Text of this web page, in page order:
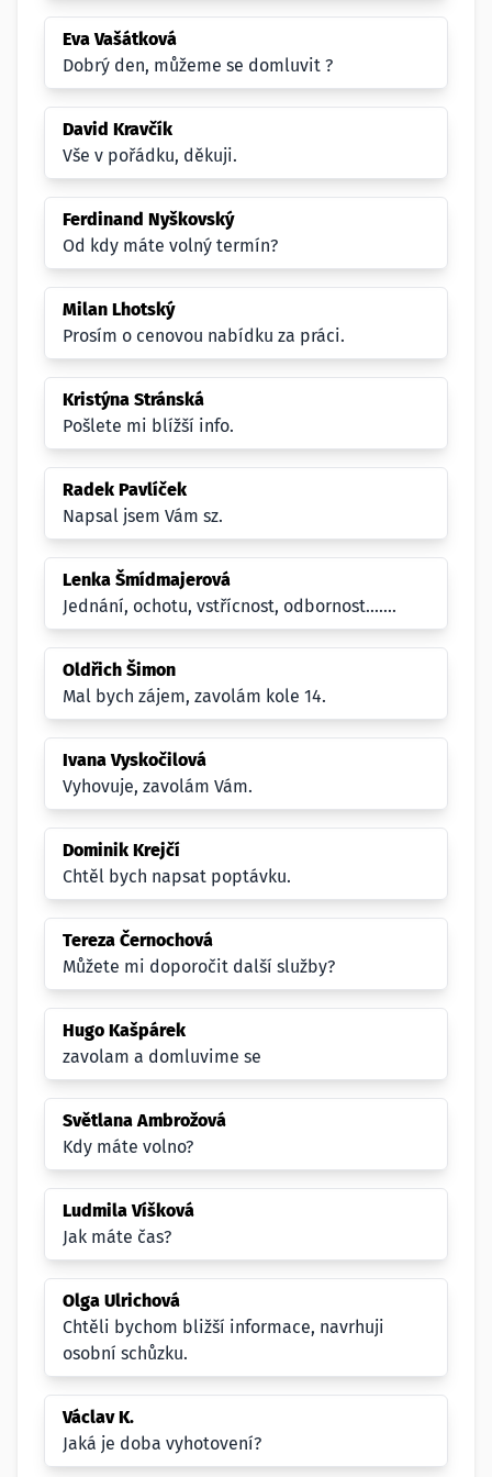
Eva Vašátková
Dobrý den, můžeme se domluvit ?
David Kravčík
Vše v pořádku, děkuji.
Ferdinand Nyškovský
Od kdy máte volný termín?
Milan Lhotský
Prosím o cenovou nabídku za práci.
Kristýna Stránská
Pošlete mi blížší info.
Radek Pavlíček
Napsal jsem Vám sz.
Lenka Šmídmajerová
Jednání, ochotu, vstřícnost, odbornost.......
Oldřich Šimon
Mal bych zájem, zavolám kole 14.
Ivana Vyskočilová
Vyhovuje, zavolám Vám.
Dominik Krejčí
Chtěl bych napsat poptávku.
Tereza Černochová
Můžete mi doporočit další služby?
Hugo Kašpárek
zavolam a domluvime se
Světlana Ambrožová
Kdy máte volno?
Ludmila Víšková
Jak máte čas?
Olga Ulrichová
Chtěli bychom bližší informace, navrhuji
osobní schůzku.
Václav K.
Jaká je doba vyhotovení?